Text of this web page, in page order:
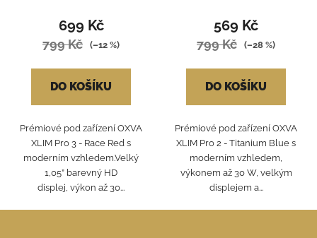
699 Kč
799 Kč (–12 %)
DO KOŠÍKU
Prémiové pod zařízení OXVA
XLIM Pro 3 - Race Red s
moderním vzhledem.Velký
1,05” barevný HD
displej, výkon až 30...
569 Kč
799 Kč (–28 %)
DO KOŠÍKU
Prémiové pod zařízení OXVA
XLIM Pro 2 - Titanium Blue s
moderním vzhledem,
výkonem až 30 W, velkým
displejem a...